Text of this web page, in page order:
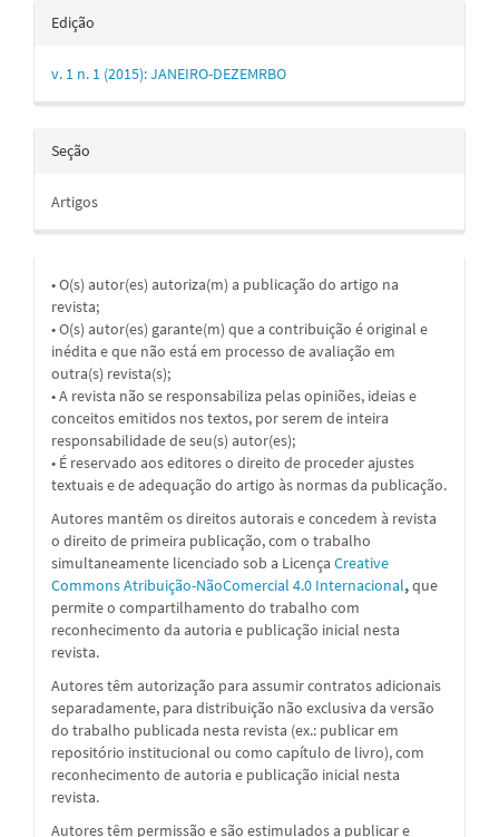
Edição
v. 1 n. 1 (2015): JANEIRO-DEZEMRBO
Seção
Artigos
• O(s) autor(es) autoriza(m) a publicação do artigo na
revista;
• O(s) autor(es) garante(m) que a contribuição é original e
inédita e que não está em processo de avaliação em
outra(s) revista(s);
• A revista não se responsabiliza pelas opiniões, ideias e
conceitos emitidos nos textos, por serem de inteira
responsabilidade de seu(s) autor(es);
• É reservado aos editores o direito de proceder ajustes
textuais e de adequação do artigo às normas da publicação.
Autores mantêm os direitos autorais e concedem à revista
o direito de primeira publicação, com o trabalho
simultaneamente licenciado sob a Licença Creative
Commons Atribuição-NãoComercial 4.0 Internacional,que
permite o compartilhamento do trabalho com
reconhecimento da autoria e publicação inicial nesta
revista.
Autores têm autorização para assumir contratos adicionais
separadamente, para distribuição não exclusiva da versão
do trabalho publicada nesta revista (ex.: publicar em
repositório institucional ou como capítulo de livro), com
reconhecimento de autoria e publicação inicial nesta
revista.
Autores têm permissão e são estimulados a publicar e